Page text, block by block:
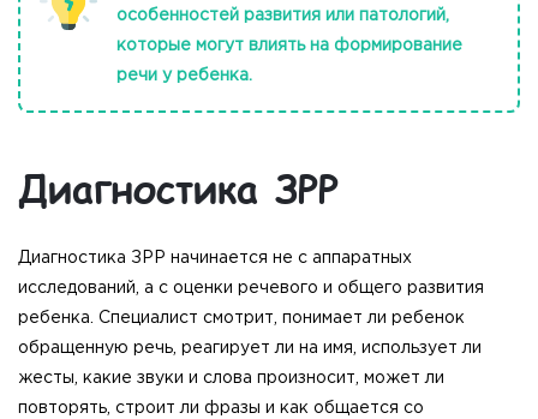
особенностей развития или патологий,
которые могут влиять на формирование
речи у ребенка.
Диагностика ЗРР
Диагностика ЗРР начинается не с аппаратных
исследований, а с оценки речевого и общего развития
ребенка. Специалист смотрит, понимает ли ребенок
обращенную речь, реагирует ли на имя, использует ли
жесты, какие звуки и слова произносит, может ли
повторять, строит ли фразы и как общается со